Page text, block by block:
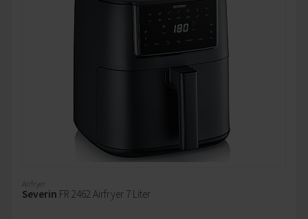
Airfryer
Severin FR 2462 Airfryer 7 Liter